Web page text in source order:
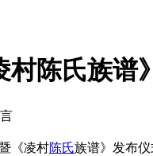
陈氏族谱
《凌村陈氏族谱》发布仪